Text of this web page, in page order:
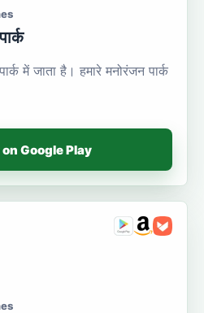
में जाता है। हमारे मनोरंजन पार्क
Google Play